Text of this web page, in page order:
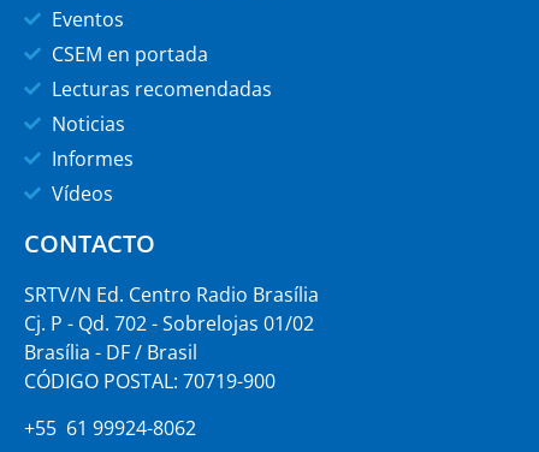
Eventos
CSEM en portada
Lecturas recomendadas
Noticias
Informes
Vídeos
CONTACTO
SRTV/N Ed. Centro Radio Brasília
Cj. P - Qd. 702 - Sobrelojas 01/02
Brasília - DF / Brasil
CÓDIGO POSTAL: 70719-900
+55 61 99924-8062